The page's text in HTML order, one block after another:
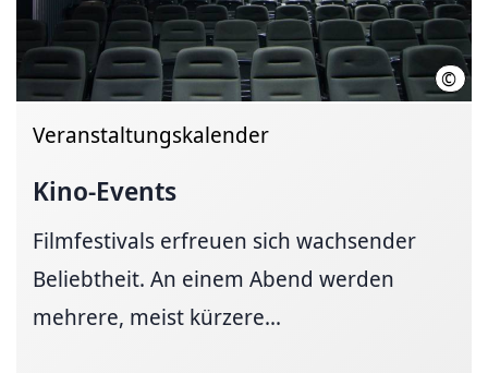
© LHH
Veranstaltungskalender
Kino-Events
Filmfestivals erfreuen sich wachsender
Beliebtheit. An einem Abend werden
mehrere, meist kürzere...